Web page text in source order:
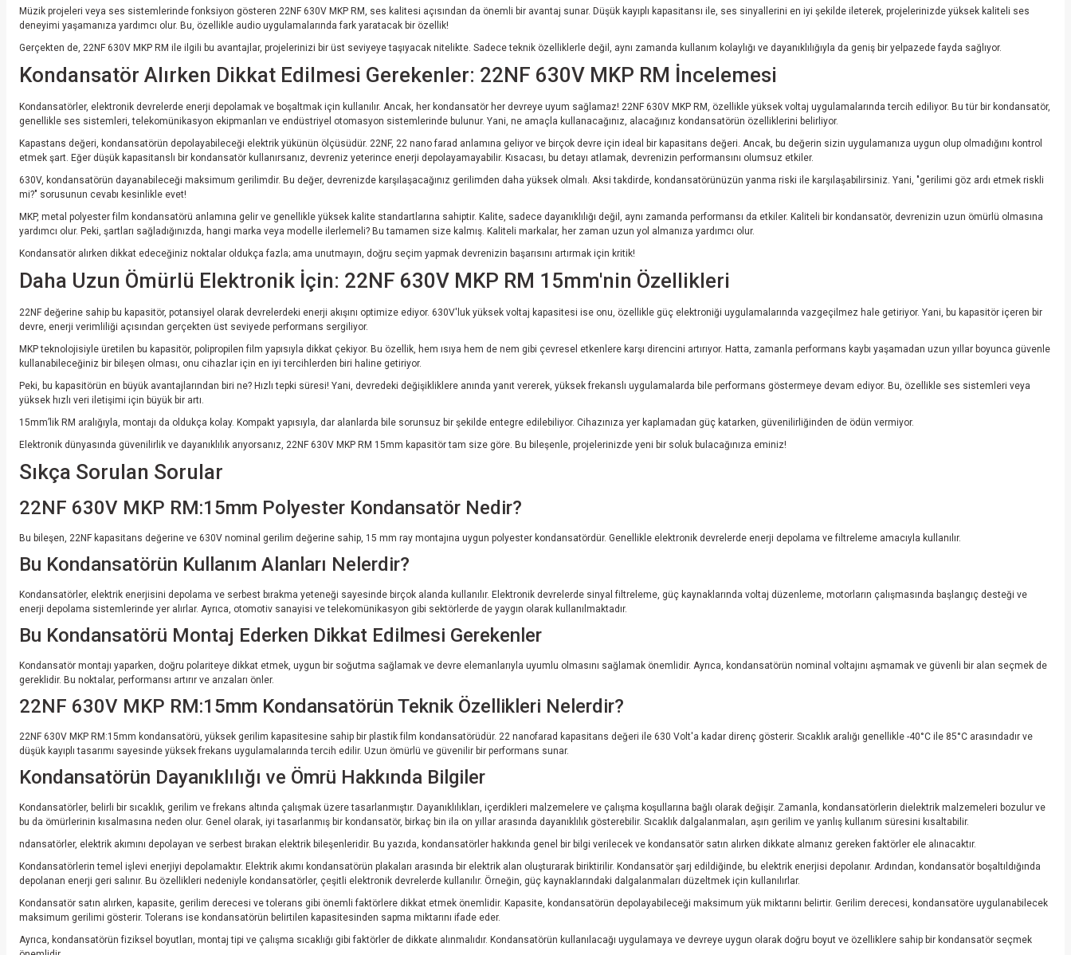
Müzik projeleri veya ses sistemlerinde fonksiyon gösteren 22NF 630V MKP RM, ses kalitesi açısından da önemli bir avantaj sunar. Düşük kayıplı kapasitansı ile, ses sinyallerini en iyi şekilde ileterek, projelerinizde yüksek kaliteli ses
deneyimi yaşamanıza yardımcı olur. Bu, özellikle audio uygulamalarında fark yaratacak bir özellik!
Gerçekten de, 22NF 630V MKP RM ile ilgili bu avantajlar, projelerinizi bir üst seviyeye taşıyacak nitelikte. Sadece teknik özelliklerle değil, aynı zamanda kullanım kolaylığı ve dayanıklılığıyla da geniş bir yelpazede fayda sağlıyor.
Kondansatör Alırken Dikkat Edilmesi Gerekenler: 22NF 630V MKP RM İncelemesi
Kondansatörler, elektronik devrelerde enerji depolamak ve boşaltmak için kullanılır. Ancak, her kondansatör her devreye uyum sağlamaz! 22NF 630V MKP RM, özellikle yüksek voltaj uygulamalarında tercih ediliyor. Bu tür bir kondansatör,
genellikle ses sistemleri, telekomünikasyon ekipmanları ve endüstriyel otomasyon sistemlerinde bulunur. Yani, ne amaçla kullanacağınız, alacağınız kondansatörün özelliklerini belirliyor.
Kapastans değeri, kondansatörün depolayabileceği elektrik yükünün ölçüsüdür. 22NF, 22 nano farad anlamına geliyor ve birçok devre için ideal bir kapasitans değeri. Ancak, bu değerin sizin uygulamanıza uygun olup olmadığını kontrol
etmek şart. Eğer düşük kapasitanslı bir kondansatör kullanırsanız, devreniz yeterince enerji depolayamayabilir. Kısacası, bu detayı atlamak, devrenizin performansını olumsuz etkiler.
630V, kondansatörün dayanabileceği maksimum gerilimdir. Bu değer, devrenizde karşılaşacağınız gerilimden daha yüksek olmalı. Aksi takdirde, kondansatörünüzün yanma riski ile karşılaşabilirsiniz. Yani, "gerilimi göz ardı etmek riskli
mi?" sorusunun cevabı kesinlikle evet!
MKP, metal polyester film kondansatörü anlamına gelir ve genellikle yüksek kalite standartlarına sahiptir. Kalite, sadece dayanıklılığı değil, aynı zamanda performansı da etkiler. Kaliteli bir kondansatör, devrenizin uzun ömürlü olmasına
yardımcı olur. Peki, şartları sağladığınızda, hangi marka veya modelle ilerlemeli? Bu tamamen size kalmış. Kaliteli markalar, her zaman uzun yol almanıza yardımcı olur.
Kondansatör alırken dikkat edeceğiniz noktalar oldukça fazla; ama unutmayın, doğru seçim yapmak devrenizin başarısını artırmak için kritik!
Daha Uzun Ömürlü Elektronik İçin: 22NF 630V MKP RM 15mm'nin Özellikleri
22NF değerine sahip bu kapasitör, potansiyel olarak devrelerdeki enerji akışını optimize ediyor. 630V'luk yüksek voltaj kapasitesi ise onu, özellikle güç elektroniği uygulamalarında vazgeçilmez hale getiriyor. Yani, bu kapasitör içeren bir
devre, enerji verimliliği açısından gerçekten üst seviyede performans sergiliyor.
MKP teknolojisiyle üretilen bu kapasitör, polipropilen film yapısıyla dikkat çekiyor. Bu özellik, hem ısıya hem de nem gibi çevresel etkenlere karşı direncini artırıyor. Hatta, zamanla performans kaybı yaşamadan uzun yıllar boyunca güvenle
kullanabileceğiniz bir bileşen olması, onu cihazlar için en iyi tercihlerden biri haline getiriyor.
Peki, bu kapasitörün en büyük avantajlarından biri ne? Hızlı tepki süresi! Yani, devredeki değişikliklere anında yanıt vererek, yüksek frekanslı uygulamalarda bile performans göstermeye devam ediyor. Bu, özellikle ses sistemleri veya
yüksek hızlı veri iletişimi için büyük bir artı.
15mm’lik RM aralığıyla, montajı da oldukça kolay. Kompakt yapısıyla, dar alanlarda bile sorunsuz bir şekilde entegre edilebiliyor. Cihazınıza yer kaplamadan güç katarken, güvenilirliğinden de ödün vermiyor.
Elektronik dünyasında güvenilirlik ve dayanıklılık arıyorsanız, 22NF 630V MKP RM 15mm kapasitör tam size göre. Bu bileşenle, projelerinizde yeni bir soluk bulacağınıza eminiz!
Sıkça Sorulan Sorular
22NF 630V MKP RM:15mm Polyester Kondansatör Nedir?
Bu bileşen, 22NF kapasitans değerine ve 630V nominal gerilim değerine sahip, 15 mm ray montajına uygun polyester kondansatördür. Genellikle elektronik devrelerde enerji depolama ve filtreleme amacıyla kullanılır.
Bu Kondansatörün Kullanım Alanları Nelerdir?
Kondansatörler, elektrik enerjisini depolama ve serbest bırakma yeteneği sayesinde birçok alanda kullanılır. Elektronik devrelerde sinyal filtreleme, güç kaynaklarında voltaj düzenleme, motorların çalışmasında başlangıç desteği ve
enerji depolama sistemlerinde yer alırlar. Ayrıca, otomotiv sanayisi ve telekomünikasyon gibi sektörlerde de yaygın olarak kullanılmaktadır.
Bu Kondansatörü Montaj Ederken Dikkat Edilmesi Gerekenler
Kondansatör montajı yaparken, doğru polariteye dikkat etmek, uygun bir soğutma sağlamak ve devre elemanlarıyla uyumlu olmasını sağlamak önemlidir. Ayrıca, kondansatörün nominal voltajını aşmamak ve güvenli bir alan seçmek de
gereklidir. Bu noktalar, performansı artırır ve arızaları önler.
22NF 630V MKP RM:15mm Kondansatörün Teknik Özellikleri Nelerdir?
22NF 630V MKP RM:15mm kondansatörü, yüksek gerilim kapasitesine sahip bir plastik film kondansatörüdür. 22 nanofarad kapasitans değeri ile 630 Volt'a kadar direnç gösterir. Sıcaklık aralığı genellikle -40°C ile 85°C arasındadır ve
düşük kayıplı tasarımı sayesinde yüksek frekans uygulamalarında tercih edilir. Uzun ömürlü ve güvenilir bir performans sunar.
Kondansatörün Dayanıklılığı ve Ömrü Hakkında Bilgiler
Kondansatörler, belirli bir sıcaklık, gerilim ve frekans altında çalışmak üzere tasarlanmıştır. Dayanıklılıkları, içerdikleri malzemelere ve çalışma koşullarına bağlı olarak değişir. Zamanla, kondansatörlerin dielektrik malzemeleri bozulur ve
bu da ömürlerinin kısalmasına neden olur. Genel olarak, iyi tasarlanmış bir kondansatör, birkaç bin ila on yıllar arasında dayanıklılık gösterebilir. Sıcaklık dalgalanmaları, aşırı gerilim ve yanlış kullanım süresini kısaltabilir.
ndansatörler, elektrik akımını depolayan ve serbest bırakan elektrik bileşenleridir. Bu yazıda, kondansatörler hakkında genel bir bilgi verilecek ve kondansatör satın alırken dikkate almanız gereken faktörler ele alınacaktır.
Kondansatörlerin temel işlevi enerjiyi depolamaktır. Elektrik akımı kondansatörün plakaları arasında bir elektrik alan oluşturarak biriktirilir. Kondansatör şarj edildiğinde, bu elektrik enerjisi depolanır. Ardından, kondansatör boşaltıldığında
depolanan enerji geri salınır. Bu özellikleri nedeniyle kondansatörler, çeşitli elektronik devrelerde kullanılır. Örneğin, güç kaynaklarındaki dalgalanmaları düzeltmek için kullanılırlar.
Kondansatör satın alırken, kapasite, gerilim derecesi ve tolerans gibi önemli faktörlere dikkat etmek önemlidir. Kapasite, kondansatörün depolayabileceği maksimum yük miktarını belirtir. Gerilim derecesi, kondansatöre uygulanabilecek
maksimum gerilimi gösterir. Tolerans ise kondansatörün belirtilen kapasitesinden sapma miktarını ifade eder.
Ayrıca, kondansatörün fiziksel boyutları, montaj tipi ve çalışma sıcaklığı gibi faktörler de dikkate alınmalıdır. Kondansatörün kullanılacağı uygulamaya ve devreye uygun olarak doğru boyut ve özelliklere sahip bir kondansatör seçmek